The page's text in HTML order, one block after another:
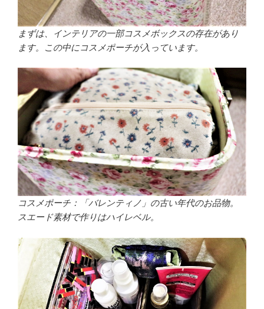
まずは、インテリアの一部コスメボックスの存在があり
ます。この中にコスメポーチが入っています。
コスメポーチ：「バレンティノ」の古い年代のお品物。
スエード素材で作りはハイレベル。